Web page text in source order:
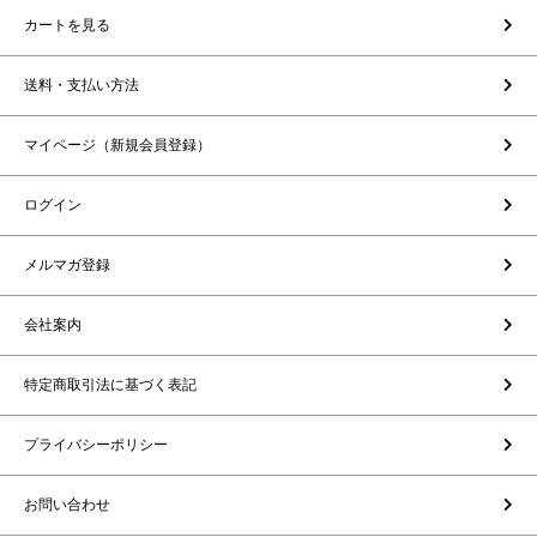
カートを見る
送料・支払い方法
マイページ（新規会員登録）
ログイン
メルマガ登録
会社案内
特定商取引法に基づく表記
プライバシーポリシー
お問い合わせ